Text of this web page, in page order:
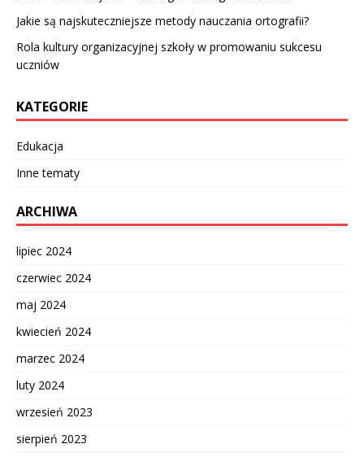
Jakie są najskuteczniejsze metody nauczania ortografii?
Rola kultury organizacyjnej szkoły w promowaniu sukcesu
uczniów
KATEGORIE
Edukacja
Inne tematy
ARCHIWA
lipiec 2024
czerwiec 2024
maj 2024
kwiecień 2024
marzec 2024
luty 2024
wrzesień 2023
sierpień 2023